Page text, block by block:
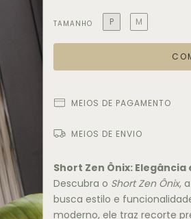
TAMANHO P M
MEIOS DE PAGAMENTO
MEIOS DE ENVIO
Short Zen Ônix:
Descubra o Short Zen Ônix,
busca estilo e
moderno, ele traz recorte